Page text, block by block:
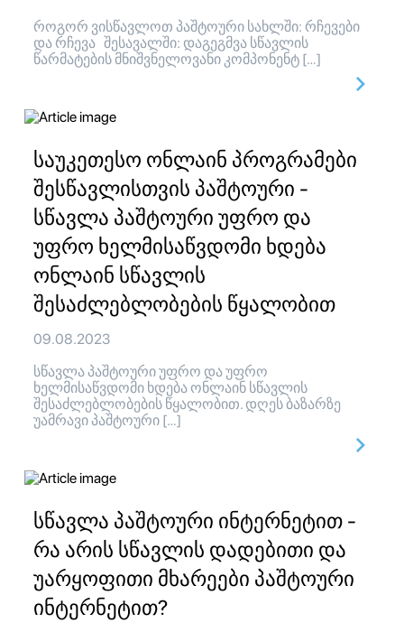
როგორ ვისწავლოთ პაშტოური სახლში: რჩევები
და რჩევა შესავალში: დაგეგმვა სწავლის
წარმატების მნიშვნელოვანი კომპონენტ […]
საუკეთესო ონლაინ პროგრამები
შესწავლისთვის პაშტოური -
სწავლა პაშტოური უფრო და
უფრო ხელმისაწვდომი ხდება
ონლაინ სწავლის
შესაძლებლობების წყალობით
09.08.2023
სწავლა პაშტოური უფრო და უფრო
ხელმისაწვდომი ხდება ონლაინ სწავლის
შესაძლებლობების წყალობით. დღეს ბაზარზე
უამრავი პაშტოური […]
სწავლა პაშტოური ინტერნეტით -
რა არის სწავლის დადებითი და
უარყოფითი მხარეები პაშტოური
ინტერნეტით?